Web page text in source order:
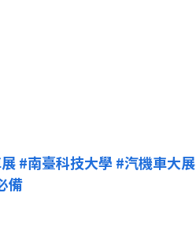
#南臺科技大學 #汽機車大展
備